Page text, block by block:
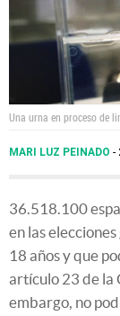
Una urna en proceso de
MARI LUZ PEINADO
36.518.100
en las
18 años y que
artículo 23 de la
embargo, no